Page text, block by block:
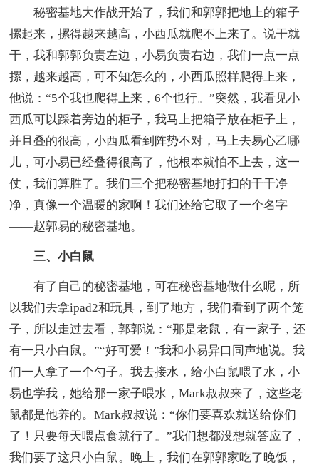
秘密基地大作战开始了，我们和郭郭把地上的箱子
摞起来，摞得越来越高，小西瓜就爬不上来了。说干就
干，我和郭郭负责左边，小易负责右边，我们一点一点
摞，越来越高，可不知怎么的，小西瓜照样爬得上来，
他说：“5个我也爬得上来，6个也行。”突然，我看见小
西瓜可以踩着旁边的柜子，我马上把箱子放在柜子上，
并且叠的很高，小西瓜看到阵势不对，马上去易心乙哪
儿，可小易已经叠得很高了，他根本就怕不上去，这一
仗，我们算胜了。我们三个把秘密基地打扫的干干净
净，真像一个温暖的家啊！我们还给它取了一个名字
——赵郭易的秘密基地。
三、小白鼠
有了自己的秘密基地，可在秘密基地做什么呢，所
以我们去拿ipad2和玩具，到了地方，我们看到了两个笼
子，所以走过去看，郭郭说：“那是老鼠，有一家子，还
有一只小白鼠。”“好可爱！”我和小易异口同声地说。我
们一人拿了一个勺子。我去接水，给小白鼠喂了水，小
易也学我，她给那一家子喂水，Mark叔叔来了，这些老
鼠都是他养的。Mark叔叔说：“你们要喜欢就送给你们
了！只要每天喂点食就行了。”我们想都没想就答应了，
我们要了这只小白鼠。晚上，我们在郭郭家吃了晚饭，